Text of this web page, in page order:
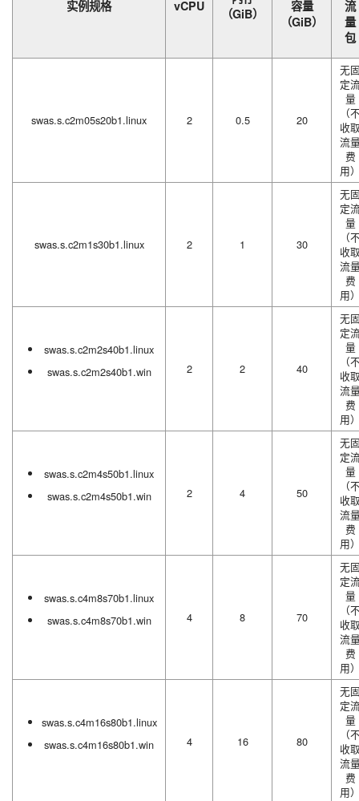
实例规格 vCPU
（GiB）
容量
（GiB）
流
量
包
swas.s.c2m05s20b1.linux 2 0.5 20
无
定
量
（
收
流
费
用
swas.s.c2m1s30b1.linux 2 1 30
无
定
量
（
收
流
费
用
swas.s.c2m2s40b1.linux
swas.s.c2m2s40b1.win
2 2 40
无
定
量
（
收
流
费
用
swas.s.c2m4s50b1.linux
swas.s.c2m4s50b1.win
2 4 50
无
定
量
（
收
流
费
用
swas.s.c4m8s70b1.linux
swas.s.c4m8s70b1.win
4 8 70
无
定
量
（
收
流
费
用
swas.s.c4m16s80b1.linux
swas.s.c4m16s80b1.win
4 16 80
无
定
量
（
收
流
费
用